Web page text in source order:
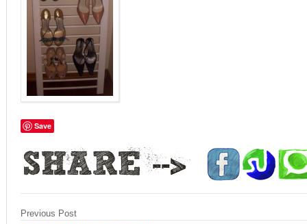
Save
Previous Post